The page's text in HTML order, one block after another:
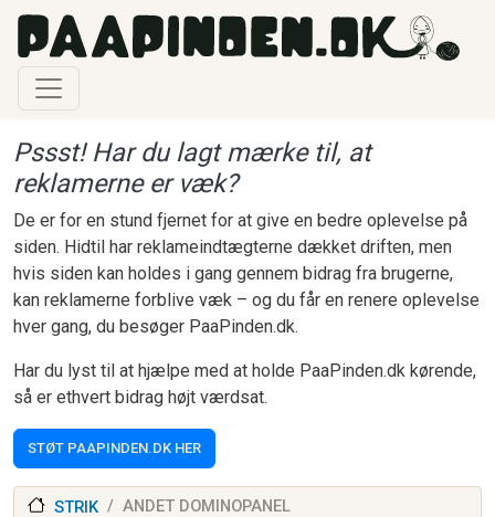
Gå til hovedindhold
Pssst! Har du lagt mærke til, at
reklamerne er væk?
De er for en stund fjernet for at give en bedre oplevelse på
siden. Hidtil har reklameindtægterne dækket driften, men
hvis siden kan holdes i gang gennem bidrag fra brugerne,
kan reklamerne forblive væk – og du får en renere oplevelse
hver gang, du besøger PaaPinden.dk.
Har du lyst til at hjælpe med at holde PaaPinden.dk kørende,
så er ethvert bidrag højt værdsat.
STØT PAAPINDEN.DK HER
STRIK ANDET DOMINOPANEL